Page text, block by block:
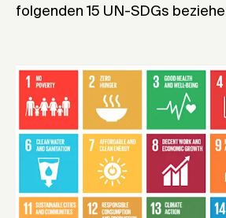
folgenden 15 UN-SDGs